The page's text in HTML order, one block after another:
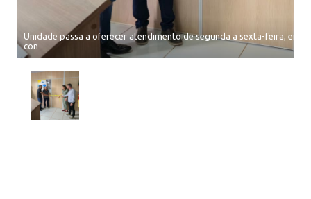
Unidade passa a oferecer atendimento de segunda a sexta-feira, em
con